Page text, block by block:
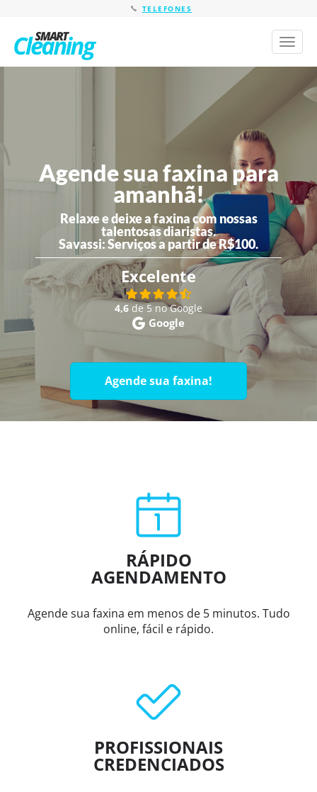
TELEFONES
Toggle
Agende sua faxina para
amanhã!
Relaxe e deixe a faxina com nossas
talentosas diaristas.
Savassi:Serviços a partir de R$100.
Excelente
4,6 de 5 no Google
Google
Agende sua faxina!
RÁPIDO
AGENDAMENTO
Agende sua faxina em menos de 5 minutos. Tudo
online, fácil e rápido.
PROFISSIONAIS
CREDENCIADOS